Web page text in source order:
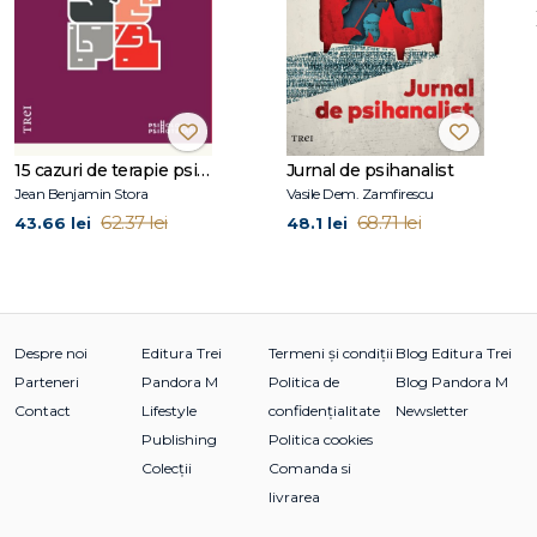
neurologiei şi endocrinologiei
Capitolul 5 Isteria de conversie, nevroza vegetativă şi
tulburarea organică psihogenă
Capitolul 6
Progresul în gândirea etiologică
Capitolul 7
Consideraţii metodologice privind abordarea
Capitolul 8 Principiile fundamentale ale abordării
psihosomatice
1. Psihogeneza
3. Problema specificităţii factorilor emoţionali în tulburările
4. Tipul de personalitate şi boala
5. Relaţia dintre mecanismele nervoase şi cele hormonale
Factorii emoţionali în diferite boli
15 cazuri de terapie psihosomatică
Jean Benjamin Stora
43.66 lei 62.37 lei
Jurnal de psihanalist
Vasile Dem. Zamfirescu
48.1 lei 68.71 lei
Despre noi
Parteneri
Contact
Editura Trei
Pandora M
Lifestyle
Publishing
Colecții
Termeni și condiții
Politica de
confidențialitate
Politica cookies
Comanda si
livrarea
Blog Editura Trei
Blog Pandora M
Newsletter